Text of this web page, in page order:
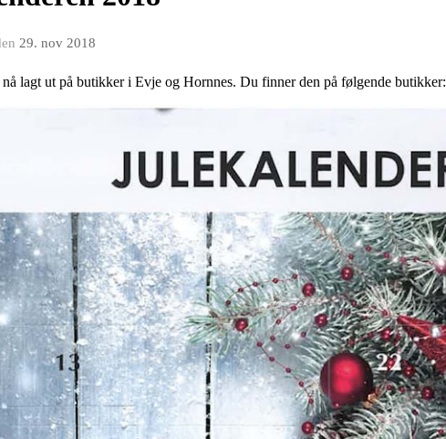
29. nov 2018
nå lagt ut på butikker i Evje og Hornnes. Du finner den på følgende butikker: